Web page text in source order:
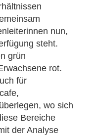
nun,
steht.
grün
rot.
für
wo sich
Bereiche
der Analyse